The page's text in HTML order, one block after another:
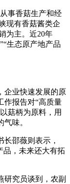
事香菇生产和经
现有香菇酱类企
为主。近20年
生态原产地产品
业快速发展的原
作报告对“高质量
菇柄为原料，用
味。
邵薇则表示，
品，未来还大有拓
究员谈到，农副